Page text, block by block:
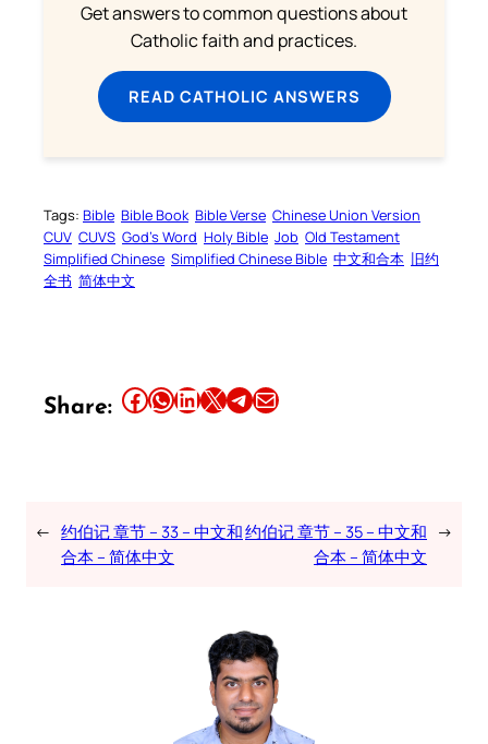
Get answers to common questions about
Catholic faith and practices.
READ CATHOLIC ANSWERS
Tags: Bible Bible Book Bible Verse Chinese Union Version
CUV CUVS God’s Word Holy Bible Job Old Testament
Simplified Chinese Simplified Chinese Bible 中文和合本 旧约
全书 简体中文
Share: Share this article on Facebook Share this article on WhatsApp Share this article on LinkedIn Share this article on X Share this article on TelegramEmail this Article
← 约伯记 章节 – 33 – 中文和
合本 – 简体中文
约伯记 章节 – 35 – 中文和
合本 – 简体中文
→